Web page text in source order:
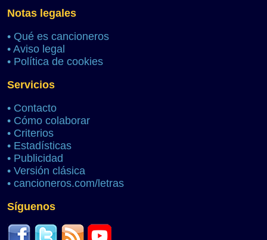
Notas legales
• Qué es cancioneros
• Aviso legal
• Política de cookies
Servicios
• Contacto
• Cómo colaborar
• Criterios
• Estadísticas
• Publicidad
• Versión clásica
• cancioneros.com/letras
Síguenos